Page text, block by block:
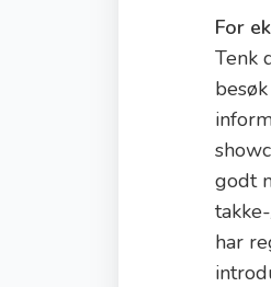
For
Tenk
godt
har